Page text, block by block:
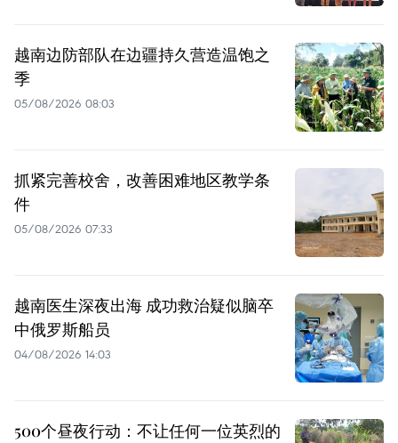
越南边防部队在边疆持久营造温饱之
季
05/08/2026 08:03
抓紧完善校舍，改善困难地区教学条
件
05/08/2026 07:33
越南医生深夜出海 成功救治疑似脑卒
中俄罗斯船员
04/08/2026 14:03
500个昼夜行动：不让任何一位英烈的